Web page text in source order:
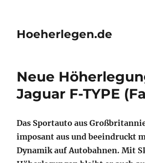
Hoeherlegen.de
Neue
Jaguar F-TYPE
Das Sportauto aus
imposant aus und beeindruckt
Dynamik auf Autobahnen. Mit